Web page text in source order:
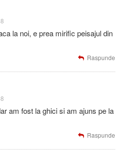
la noi, e prea mirific peisajul din
Raspunde
am fost la ghici si am ajuns pe la
Raspunde